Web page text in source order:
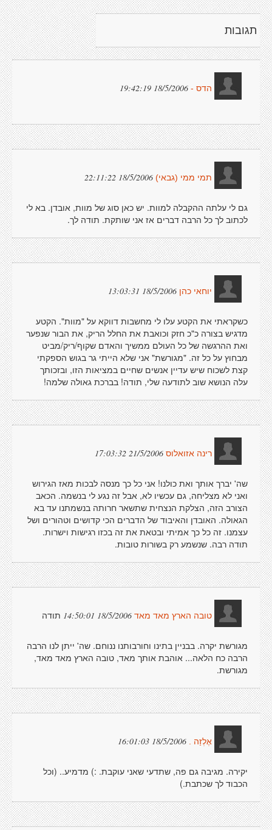
תגובות
הדס - 18/5/2006 19:42:19
תמי ממי (גבאי) 18/5/2006 22:11:22
גם לי עלתה ההקבלה למוות. יש כאן סוג של מוות, אובדן. בא לי
לכתוב לך כל הרבה דברים אז אני שותקת. תודה לך.
יוחאי כהן 18/5/2006 13:03:31
כשקראתי את הקטע עלו לי מחשבות דווקא על "מוות". הקטע
מדגיש בצורה כ"כ חזק וכואבת את החלל הריק, את הבור שנפער
ואת ההרגשה של כל העולם ממשיך והאדם שקוף/ריק/מביט
מבחוץ על כל זה. "מגורשת" אני שלא הייתי גר בגוש הספקתי
קצת לשכוח שיש עדיין אנשים שחיים במציאות הזו, ובזכותך
עלה הנושא שוב לתודעה שלי, תודה! בברכת גאולה שלמה!
רינה אזואלוס 21/5/2006 17:03:32
שה' יברך אותך ואת כולנו! אני כל כך מנסה לבכות מאז הגירוש
ואני לא מצליחה, גם עכשיו לא, אבל זה נגע לי בנשמה. הכאב
הצורב הזה, הצלקת הנצחית שתשאר חרותה בנשמתנו עד בא
הגאולה. האובדן והאיבוד של הדברים הכי קדושים וטהורים ושל
עצמנו. זה כל כך אמיתי ובטאת את זה בכזו רגישות וישרות.
תודה רבה. שנשמע רק בשורות טובות.
טובה הארץ מאד מאד 18/5/2006 14:50:01 תודה
מגורשת יקרה. בבניין בתינו וחורבותנו ננוחם. שה' ייתן לנו הרבה
הרבה כח הלאה... אוהבת אותך מאד, טובה הארץ מאד מאד,
מגורשת.
אֶלְזַה . 18/5/2006 16:01:03
יקירה. מגיבה גם פה, שתדעי שאני עוקבת. :) מדמיע.. (וכל
הכבוד לך שכתבת.)